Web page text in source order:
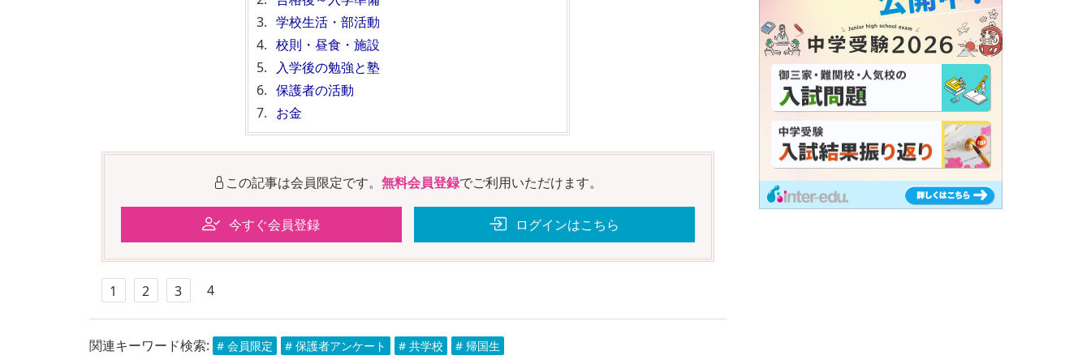
学校生活・部活動
校則・昼食・施設
入学後の勉強と塾
保護者の活動
お金
この記事は会員限定です。 無料会員登録でご利用いただけます。
今すぐ会員登録 ログインはこちら
1 2 3 4
関連キーワード検索: # 会員限定 # 保護者アンケート # 共学校 # 帰国生